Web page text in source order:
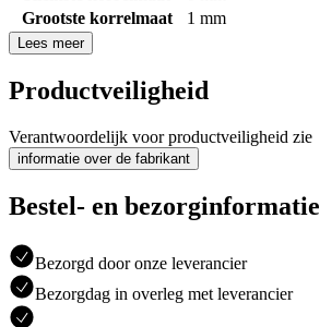
Grootste korrelmaat
1 mm
Lees meer
Productveiligheid
Verantwoordelijk voor productveiligheid zie
informatie over de fabrikant
Bestel- en bezorginformatie
Bezorgd door onze leverancier
Bezorgdag in overleg met leverancier